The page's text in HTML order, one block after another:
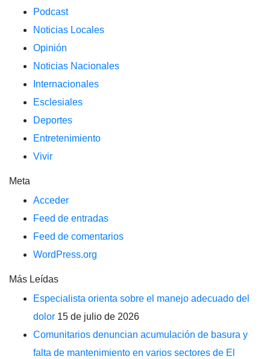
Podcast
Noticias Locales
Opinión
Noticias Nacionales
Internacionales
Esclesiales
Deportes
Entretenimiento
Vivir
Meta
Acceder
Feed de entradas
Feed de comentarios
WordPress.org
Más Leídas
Especialista orienta sobre el manejo adecuado del
dolor 15 de julio de 2026
Comunitarios denuncian acumulación de basura y
falta de mantenimiento en varios sectores de El